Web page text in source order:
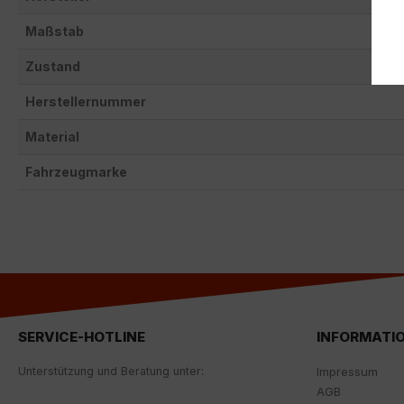
Maßstab
Zustand
Herstellernummer
Material
Fahrzeugmarke
SERVICE-HOTLINE
Unterstützung und Beratung unter:
Impressum
AGB